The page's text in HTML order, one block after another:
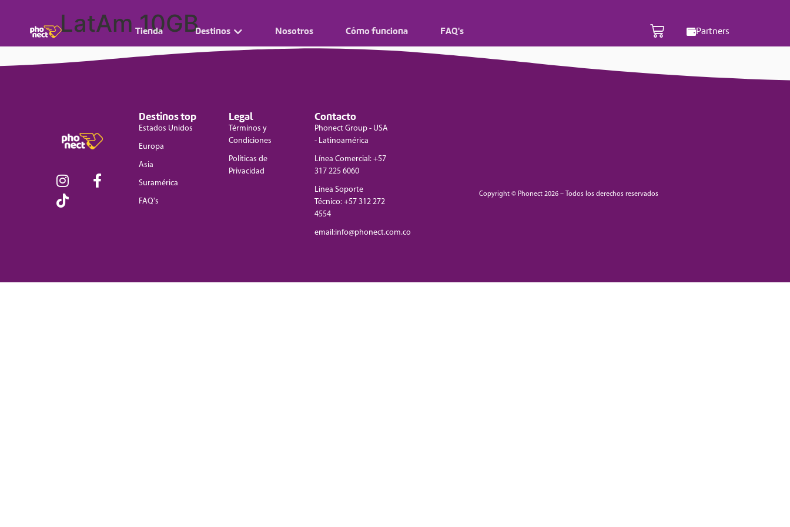
Tienda Destinos Nosotros Cómo funciona FAQ's Partners
LatAm 10GB
Destinos top
Estados Unidos
Europa
Asia
Suramérica
FAQ's
Legal
Términos y
Condiciones
Políticas de
Privacidad
Contacto
Phonect Group - USA
- Latinoamérica
Línea Comercial: +57
317 225 6060
Linea Soporte
Técnico: +57 312 272
4554
email:info@phonect.com.co
Copyright © Phonect 2026 – Todos los derechos reservados